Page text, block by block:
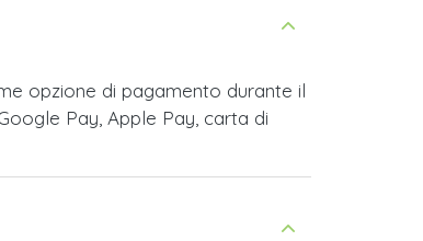
opzione di pagamento durante il
Pay, Apple Pay, carta di